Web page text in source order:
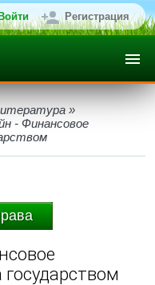
Регистрация
»
- Финансовое